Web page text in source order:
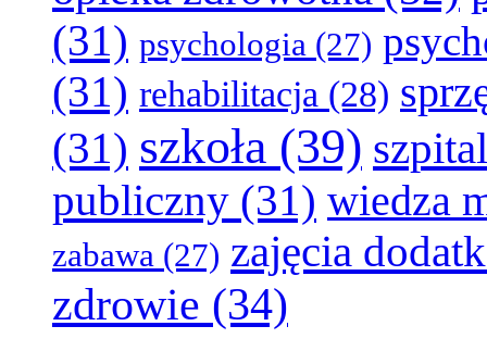
(31) psychologia (27)
(31) rehabilitacja (28)
(31) szkoła (39) szpital
publiczny (31) wiedza
zabawa (27) zajęcia
zdrowie (34)